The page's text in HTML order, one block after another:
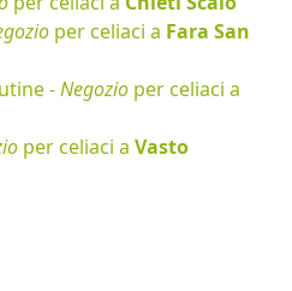
per celiaci a Fara San
-Negozio per celiaci a
per celiaci a Vasto